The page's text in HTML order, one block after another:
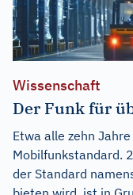
Wissenschaft
Der Funk für
Etwa alle zehn
Mobilfunkstandard.
der Standard